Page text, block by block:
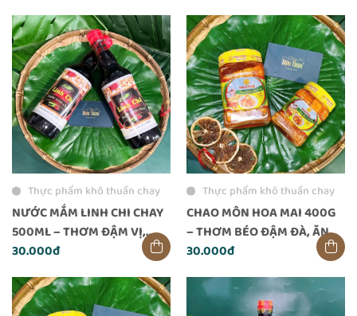
Thực phẩm khô thuần chay
NƯỚC MẮM LINH CHI CHAY
500ML – THƠM ĐẬM VỊ,
DÙNG CHAY AN TOÀN
30.000đ
Thực phẩm khô thuần chay
CHAO MÔN HOA MAI 400G
– THƠM BÉO ĐẬM ĐÀ, ĂN
LÀ GHIỀN
30.000đ